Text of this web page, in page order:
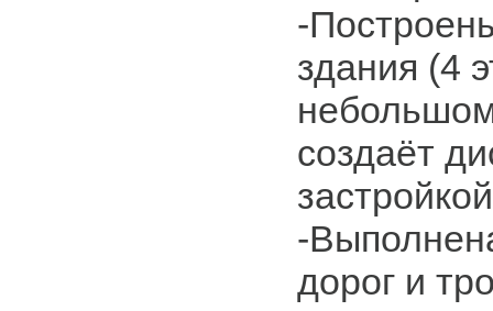
-
здания (4
создаёт
-
дорог и